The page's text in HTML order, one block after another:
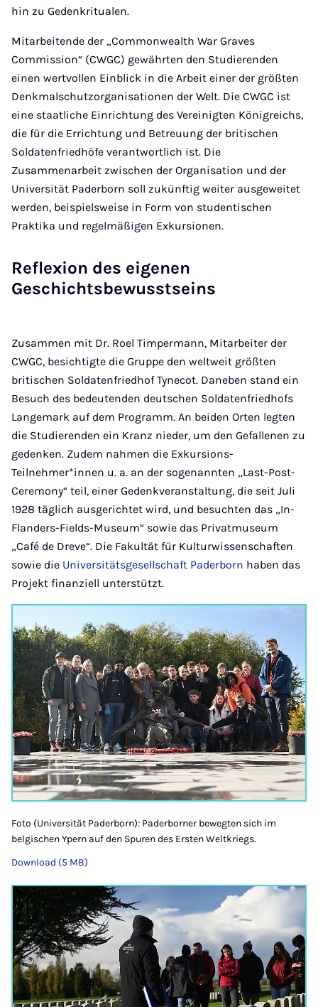
hin zu Gedenkritualen.
Mitarbeitende der „Commonwealth War Graves
Commission“ (CWGC) gewährten den Studierenden
einen wertvollen Einblick in die Arbeit einer der größten
Denkmalschutzorganisationen der Welt. Die CWGC ist
eine staatliche Einrichtung des Vereinigten Königreichs,
die für die Errichtung und Betreuung der britischen
Soldatenfriedhöfe verantwortlich ist. Die
Zusammenarbeit zwischen der Organisation und der
Universität Paderborn soll zukünftig weiter ausgeweitet
werden, beispielsweise in Form von studentischen
Praktika und regelmäßigen Exkursionen.
Reflexion des eigenen
Geschichtsbewusstseins
Zusammen mit Dr. Roel Timpermann, Mitarbeiter der
CWGC, besichtigte die Gruppe den weltweit größten
britischen Soldatenfriedhof Tynecot. Daneben stand ein
Besuch des bedeutenden deutschen Soldatenfriedhofs
Langemark auf dem Programm. An beiden Orten legten
die Studierenden ein Kranz nieder, um den Gefallenen zu
gedenken. Zudem nahmen die Exkursions-
Teilnehmer*innen u. a. an der sogenannten „Last-Post-
Ceremony“ teil, einer Gedenkveranstaltung, die seit Juli
1928 täglich ausgerichtet wird, und besuchten das „In-
Flanders-Fields-Museum“ sowie das Privatmuseum
„Café de Dreve“. Die Fakultät für Kulturwissenschaften
sowie die Universitätsgesellschaft Paderborn haben das
Projekt finanziell unterstützt.
Foto (Universität Paderborn): Paderborner bewegten sich im
belgischen Ypern auf den Spuren des Ersten Weltkriegs.
Download (5 MB)